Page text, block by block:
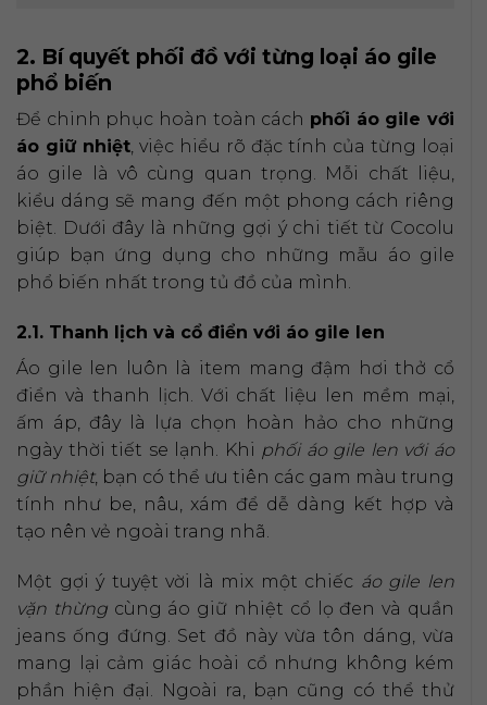
2. Bí quyết phối đồ với từng loại áo gile
phổ biến
Để chinh phục hoàn toàn cách phối áo gile với
áo giữ nhiệt, việc hiểu rõ đặc tính của từng loại
áo gile là vô cùng quan trọng. Mỗi chất liệu,
kiểu dáng sẽ mang đến một phong cách riêng
biệt. Dưới đây là những gợi ý chi tiết từ Cocolu
giúp bạn ứng dụng cho những mẫu áo gile
phổ biến nhất trong tủ đồ của mình.
2.1. Thanh lịch và cổ điển với áo gile len
Áo gile len luôn là item mang đậm hơi thở cổ
điển và thanh lịch. Với chất liệu len mềm mại,
ấm áp, đây là lựa chọn hoàn hảo cho những
ngày thời tiết se lạnh. Khi phối áo gile len với áo
giữ nhiệt, bạn có thể ưu tiên các gam màu trung
tính như be, nâu, xám để dễ dàng kết hợp và
tạo nên vẻ ngoài trang nhã.
Một gợi ý tuyệt vời là mix một chiếc áo gile len
vặn thừngcùng áo giữ nhiệt cổ lọ đen và quần
jeans ống đứng. Set đồ này vừa tôn dáng, vừa
mang lại cảm giác hoài cổ nhưng không kém
phần hiện đại. Ngoài ra, bạn cũng có thể thử